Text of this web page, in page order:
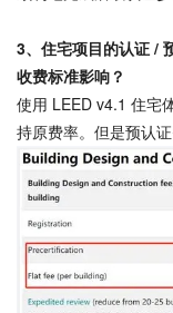
3、 住宅项目的认证 /
收费标准影响？
使用 LEED v4.1 住宅
持原费率。但是预认